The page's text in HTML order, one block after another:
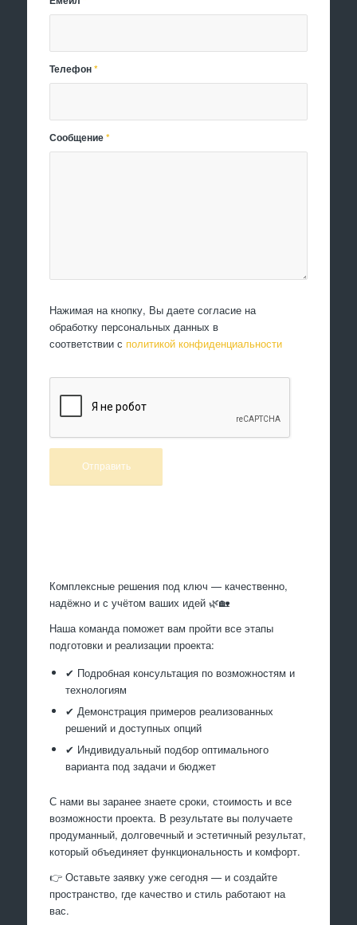
Телефон*
Сообщение*
Нажимая на кнопку, Вы даете согласие на
обработку персональных данных в
соответствии с политикой конфиденциальности
Комплексные решения под ключ — качественно,
надёжно и с учётом ваших идей 🌿🏡
Наша команда поможет вам пройти все этапы
подготовки и реализации проекта:
✔ Подробная консультация по возможностям и
технологиям
✔ Демонстрация примеров реализованных
решений и доступных опций
✔ Индивидуальный подбор оптимального
варианта под задачи и бюджет
С нами вы заранее знаете сроки, стоимость и все
возможности проекта. В результате вы получаете
продуманный, долговечный и эстетичный результат,
который объединяет функциональность и комфорт.
👉 Оставьте заявку уже сегодня — и создайте
пространство, где качество и стиль работают на
вас.